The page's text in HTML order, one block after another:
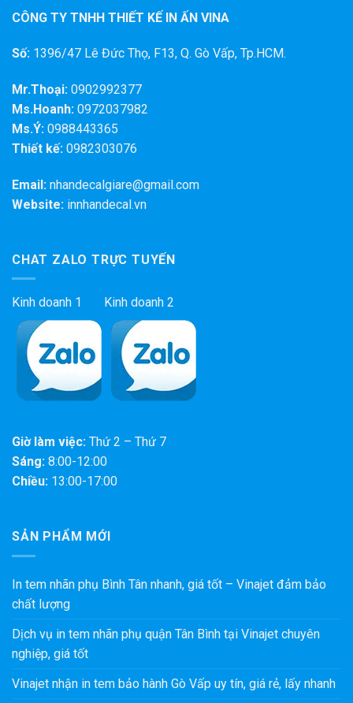
CÔNG TY TNHH THIẾT KẾ IN ẤN VINA
Số: 1396/47 Lê Đức Thọ, F13, Q. Gò Vấp, Tp.HCM.
Mr.Thoại: 0902992377
Ms.Hoanh: 0972037982
Ms.Ý: 0988443365
Thiết kế: 0982303076
Email: nhandecalgiare@gmail.com
Website: innhandecal.vn
CHAT ZALO TRỰC TUYẾN
Kinh doanh 1 Kinh doanh 2
Giờ làm việc: Thứ 2 – Thứ 7
Sáng: 8:00-12:00
Chiều: 13:00-17:00
SẢN PHẨM MỚI
In tem nhãn phụ Bình Tân nhanh, giá tốt – Vinajet đảm bảo
chất lượng
Dịch vụ in tem nhãn phụ quận Tân Bình tại Vinajet chuyên
nghiệp, giá tốt
Vinajet nhận in tem bảo hành Gò Vấp uy tín, giá rẻ, lấy nhanh